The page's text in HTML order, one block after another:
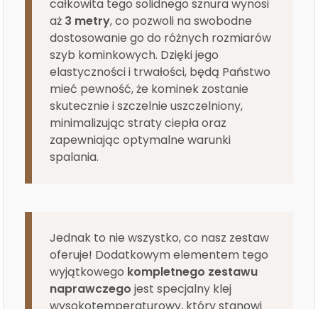
całkowita tego solidnego sznura wynosi
aż 3 metry, co pozwoli na swobodne
dostosowanie go do różnych rozmiarów
szyb kominkowych. Dzięki jego
elastyczności i trwałości, będą Państwo
mieć pewność, że kominek zostanie
skutecznie i szczelnie uszczelniony,
minimalizując straty ciepła oraz
zapewniając optymalne warunki
spalania.
Jednak to nie wszystko, co nasz zestaw
oferuje! Dodatkowym elementem tego
wyjątkowego kompletnego zestawu
naprawczego jest specjalny klej
wysokotemperaturowy, który stanowi